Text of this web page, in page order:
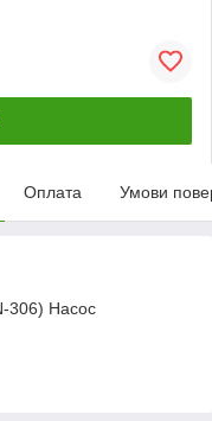
Оплата Умови
306) Насос